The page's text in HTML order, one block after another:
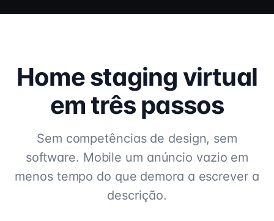
Home staging virtual
em três passos
Sem competências de design, sem
software. Mobile um anúncio vazio em
menos tempo do que demora a escrever a
descrição.